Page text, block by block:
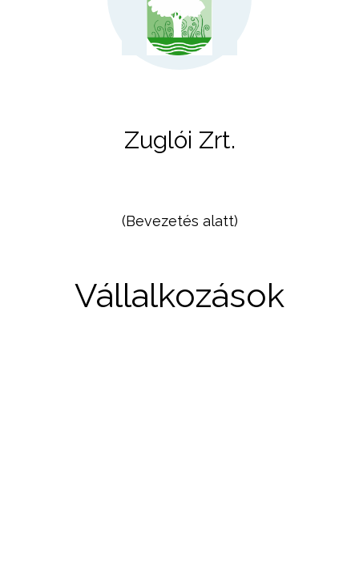
Zuglói Zrt.
(Bevezetés alatt)
Vállalkozások